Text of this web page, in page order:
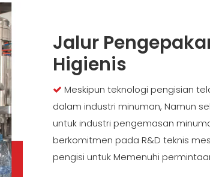
Jalur
Higienis
 Meskipun teknologi pengisian
dalam industri minuman, Namun
untuk industri pengemasan
berkomitmen pada R&D teknis
pengisi untuk Memenuhi